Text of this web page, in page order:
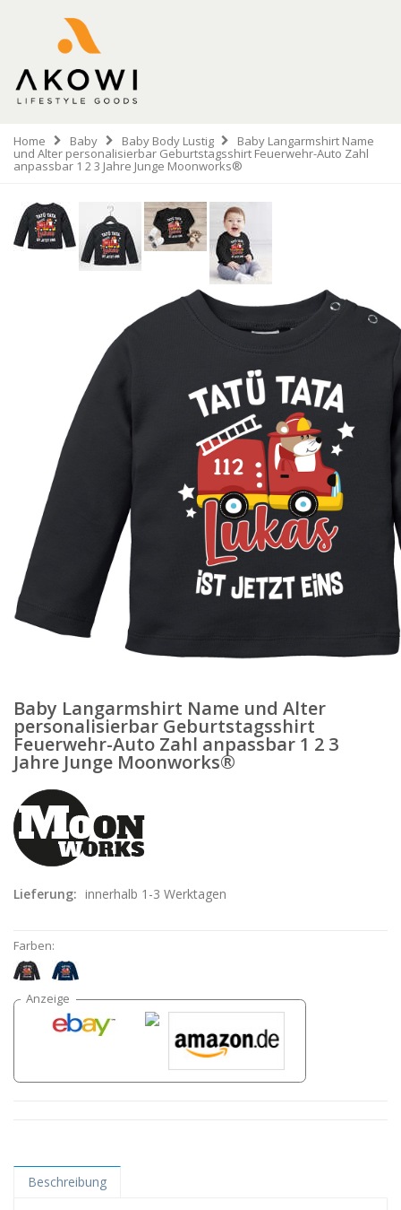
Home Baby Baby Body Lustig Baby Langarmshirt Name
und Alter personalisierbar Geburtstagsshirt Feuerwehr-Auto Zahl
anpassbar 1 2 3 Jahre Junge Moonworks®
Baby Langarmshirt Name und Alter
personalisierbar Geburtstagsshirt
Feuerwehr-Auto Zahl anpassbar 1 2 3
Jahre Junge Moonworks®
Lieferung: innerhalb 1-3 Werktagen
Farben:
Beschreibung